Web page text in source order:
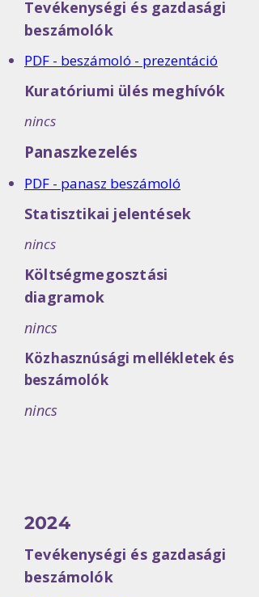
Tevékenységi és gazdasági
beszámolók
PDF - beszámoló - prezentáció
Kuratóriumi ülés meghívók
nincs
Panaszkezelés
PDF - panasz beszámoló
Statisztikai jelentések
nincs
Költségmegosztási
diagramok
nincs
Közhasznúsági mellékletek és
beszámolók
nincs
2024
Tevékenységi és gazdasági
beszámolók